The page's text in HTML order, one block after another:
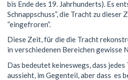
bis Ende des 19. Jahrhunderts). Es
Schnappschuss”, die Tracht zu dieser
“eingefroren”.
Diese Zeit, für die die Tracht
in verschiedenen Bereichen gewisse
Das bedeutet keineswegs, dass
aussieht, im Gegenteil, aber dass es